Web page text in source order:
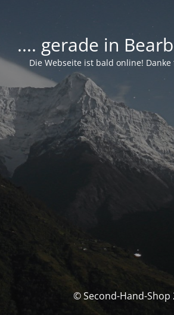
.... gerade in
Die Webseite ist bald online!
© Second-Hand-Shop